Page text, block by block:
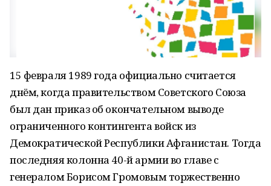
15 февраля 1989 года официально считается
днём, когда правительством Советского Союза
был дан приказ об окончательном выводе
ограниченного контингента войск из
Демократической Республики Афганистан. Тогда
последняя колонна 40-й армии во главе с
генералом Борисом Громовым торжественно